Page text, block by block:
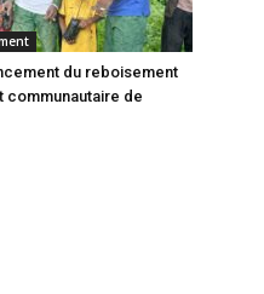
du reboisement
communautaire de